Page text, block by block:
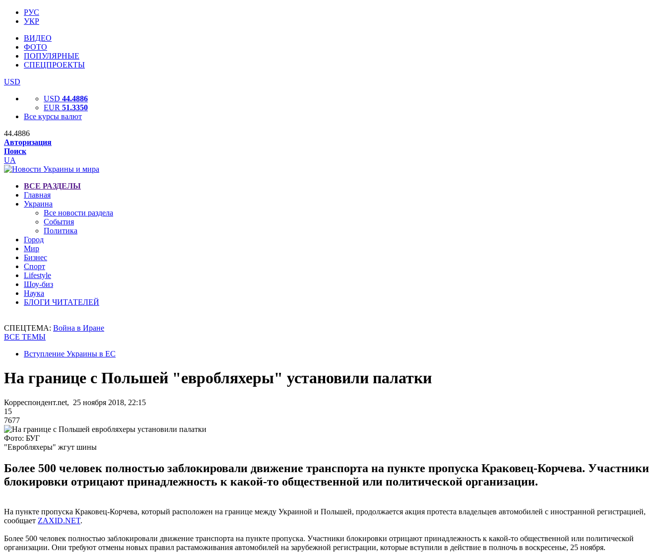
РУС
УКР
ВИДЕО
ФОТО
ПОПУЛЯРНЫЕ
СПЕЦПРОЕКТЫ
USD
USD 44.4886
EUR 51.3350
Все курсы валют
44.4886
Авторизация
Поиск
UA
ВСЕ РАЗДЕЛЫ
Главная
Украина
Все новости раздела
События
Политика
Город
Мир
Бизнес
Спорт
Lifestyle
Шоу-биз
Наука
БЛОГИ ЧИТАТЕЛЕЙ
СПЕЦТЕМА: Война в Иране
ВСЕ ТЕМЫ
Вступление Украины в ЕС
На границе с Польшей "евробляхеры" установили палатки
Корреспондент.net, 25 ноября 2018, 22:15
15
7677
Фото: БУГ
"Евробляхеры" жгут шины
Более 500 человек полностью заблокировали движение транспорта на пункте пропуска Краковец-Корчева. Участники
блокировки отрицают принадлежность к какой-то общественной или политической организации.
На пункте пропуска Краковец-Корчева, который расположен на границе между Украиной и Польшей, продолжается акция протеста владельцев автомобилей с иностранной регистрацией,
сообщает ZAXID.NET.
Более 500 человек полностью заблокировали движение транспорта на пункте пропуска. Участники блокировки отрицают принадлежность к какой-то общественной или политической
организации. Они требуют отмены новых правил растаможивания автомобилей на зарубежной регистрации, которые вступили в действие в полночь в воскресенье, 25 ноября.